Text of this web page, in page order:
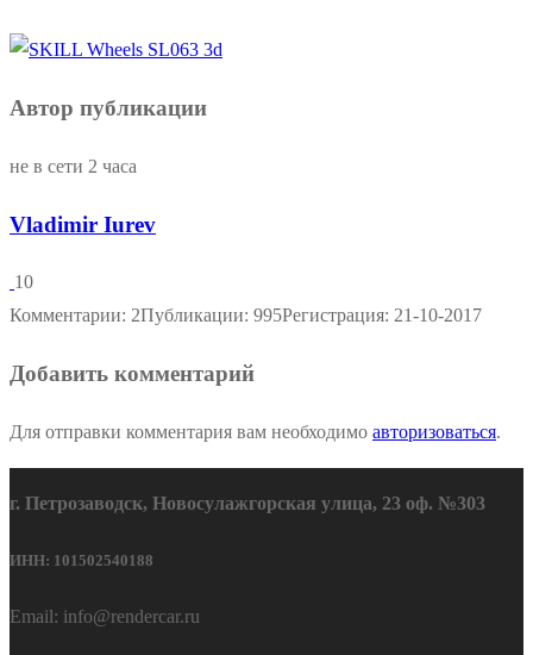
Автор публикации
не в сети 2 часа
Vladimir Iurev
10
Комментарии: 2Публикации: 995Регистрация: 21-10-2017
Добавить комментарий
Для отправки комментария вам необходимо авторизоваться.
г. Петрозаводск, Новосулажгорская улица, 23 оф. №303
ИНН: 101502540188
Email: info@rendercar.ru